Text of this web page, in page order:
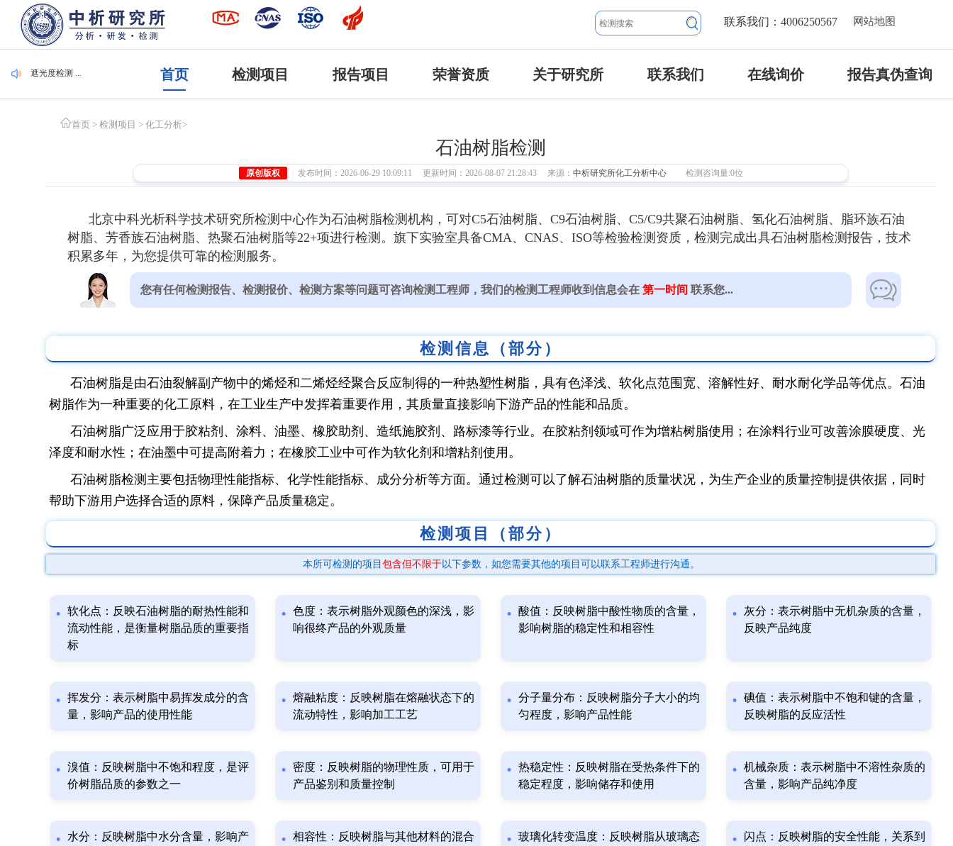
网站地图
联系我们：4006250567
毛刷检测 ...
集装袋检测 ...
遮光度检测 ...
首页 检测项目 报告项目 荣誉资质 关于研究所 联系我们 在线询价 报告真伪查询
首页 > 检测项目 > 化工分析>
石油树脂检测
原创版权 发布时间：2026-06-29 10:09:11 更新时间：2026-08-07 21:28:43 来源： 中析研究所化工分析中心 检测咨询量:0位
北京中科光析科学技术研究所检测中心作为石油树脂检测机构，可对C5石油树脂、C9石油树脂、C5/C9共聚石油树脂、氢化石油树脂、脂环族石油
树脂、芳香族石油树脂、热聚石油树脂等22+项进行检测。旗下实验室具备CMA、CNAS、ISO等检验检测资质，检测完成出具石油树脂检测报告，技术
积累多年，为您提供可靠的检测服务。
您有任何检测报告、检测报价、检测方案等问题可咨询检测工程师，我们的检测工程师收到信息会在第一时间 联系您...
检测信息（部分）
石油树脂是由石油裂解副产物中的烯烃和二烯烃经聚合反应制得的一种热塑性树脂，具有色泽浅、软化点范围宽、溶解性好、耐水耐化学品等优点。石油
树脂作为一种重要的化工原料，在工业生产中发挥着重要作用，其质量直接影响下游产品的性能和品质。
石油树脂广泛应用于胶粘剂、涂料、油墨、橡胶助剂、造纸施胶剂、路标漆等行业。在胶粘剂领域可作为增粘树脂使用；在涂料行业可改善涂膜硬度、光
泽度和耐水性；在油墨中可提高附着力；在橡胶工业中可作为软化剂和增粘剂使用。
石油树脂检测主要包括物理性能指标、化学性能指标、成分分析等方面。通过检测可以了解石油树脂的质量状况，为生产企业的质量控制提供依据，同时
帮助下游用户选择合适的原料，保障产品质量稳定。
检测项目（部分）
本所可检测的项目 包含但不限于以下参数，如您需要其他的项目可以联系工程师进行沟通。
软化点：反映石油树脂的耐热性能和
流动性能，是衡量树脂品质的重要指
标
色度：表示树脂外观颜色的深浅，影
响很终产品的外观质量
酸值：反映树脂中酸性物质的含量，
影响树脂的稳定性和相容性
灰分：表示树脂中无机杂质的含量，
反映产品纯度
挥发分：表示树脂中易挥发成分的含
量，影响产品的使用性能
熔融粘度：反映树脂在熔融状态下的
流动特性，影响加工工艺
分子量分布：反映树脂分子大小的均
匀程度，影响产品性能
碘值：表示树脂中不饱和键的含量，
反映树脂的反应活性
溴值：反映树脂中不饱和程度，是评
价树脂品质的参数之一
密度：反映树脂的物理性质，可用于
产品鉴别和质量控制
热稳定性：反映树脂在受热条件下的
稳定程度，影响储存和使用
机械杂质：表示树脂中不溶性杂质的
含量，影响产品纯净度
水分：反映树脂中水分含量，影响产
相容性：反映树脂与其他材料的混合
玻璃化转变温度：反映树脂从玻璃态
闪点：反映树脂的安全性能，关系到